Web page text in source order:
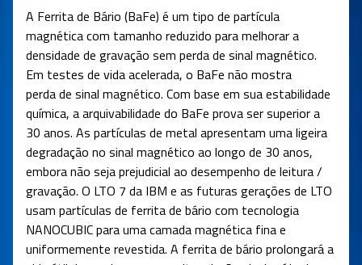
A Ferrita de Bário (BaFe) é um tipo de partícula
magnética com tamanho reduzido para melhorar a
densidade de gravação sem perda de sinal magnético.
Em testes de vida acelerada, o BaFe não mostra
perda de sinal magnético. Com base em sua estabilidade
química, a arquivabilidade do BaFe prova ser superior a
30 anos. As partículas de metal apresentam uma ligeira
degradação no sinal magnético ao longo de 30 anos,
embora não seja prejudicial ao desempenho de leitura /
gravação. O LTO 7 da IBM e as futuras gerações de LTO
usam partículas de ferrita de bário com tecnologia
NANOCUBIC para uma camada magnética fina e
uniformemente revestida. A ferrita de bário prolongará a